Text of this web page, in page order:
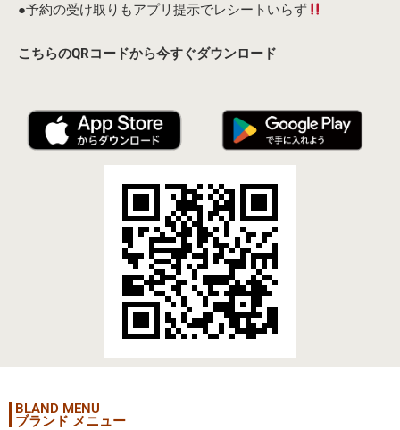
●予約の受け取りもアプリ提示でレシートいらず
こちらのQRコードから今すぐダウンロード
BLAND MENU
ブランド メニュー